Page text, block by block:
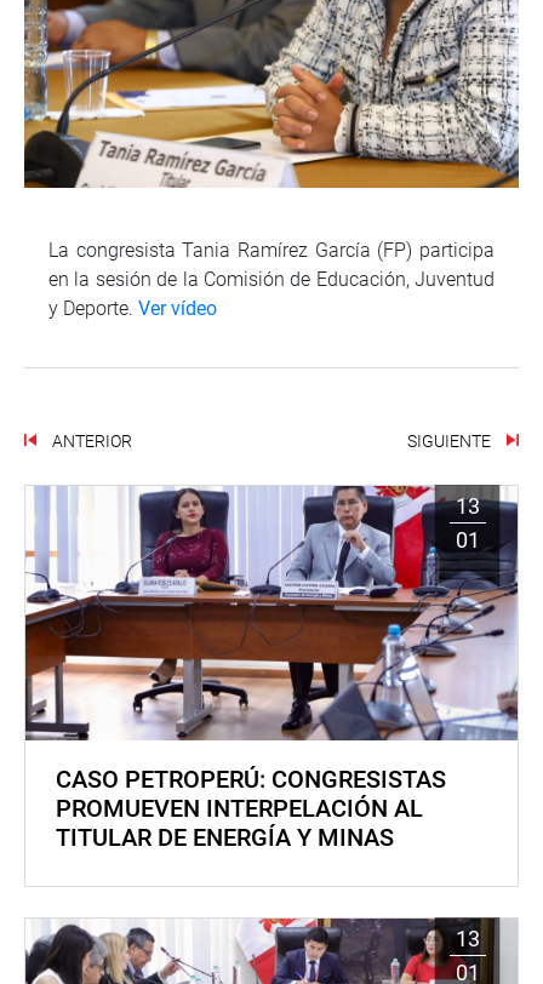
La congresista Tania Ramírez García (FP) participa
en la sesión de la Comisión de Educación, Juventud
y Deporte. Ver vídeo
ANTERIOR SIGUIENTE
13
01
CASO PETROPERÚ: CONGRESISTAS
PROMUEVEN INTERPELACIÓN AL
TITULAR DE ENERGÍA Y MINAS
13
01